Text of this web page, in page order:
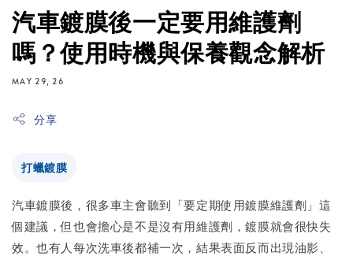
汽車鍍膜後一定要用維護劑
嗎？使用時機與保養觀念解析
MAY 29, 26
分享
打蠟鍍膜
汽車鍍膜後，很多車主會聽到「要定期使用鍍膜維護劑」這
個建議，但也會擔心是不是沒有用維護劑，鍍膜就會很快失
效。也有人每次洗車後都補一次，結果表面反而出現油影、